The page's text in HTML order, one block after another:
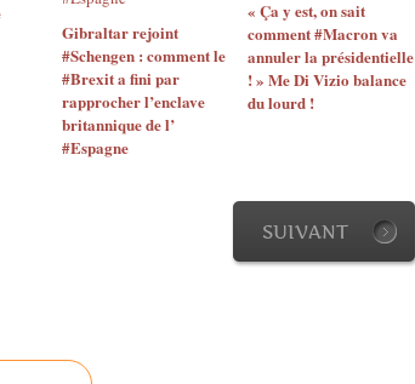
Gibraltar rejoint
#Schengen : comment le
#Brexit a fini par
rapprocher l’enclave
britannique de l’
#Espagne
« Ça y est, on sait
comment #Macron va
annuler la présidentielle
! » Me Di Vizio balance
du lourd !
SUIVANT